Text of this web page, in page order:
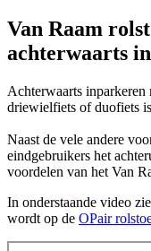
Van Raam
achterwaarts
Achterwaarts inparkeren
driewielfiets of duofiets
Naast de vele andere
eindgebruikers het
voordelen van het Van
In onderstaande video
wordt op de OPair